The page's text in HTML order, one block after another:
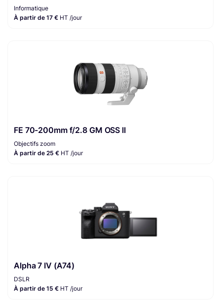
Informatique
À partir de 17 € HT /jour
FE 70-200mm f/2.8 GM OSS II
Objectifs zoom
À partir de 25 € HT /jour
Alpha 7 IV (A74)
DSLR
À partir de 15 € HT /jour